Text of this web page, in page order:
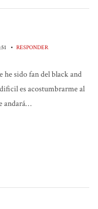
• RESPONDER
he sido fan del black and
es acostumbrarme al
andará…